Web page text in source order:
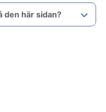
den här sidan?